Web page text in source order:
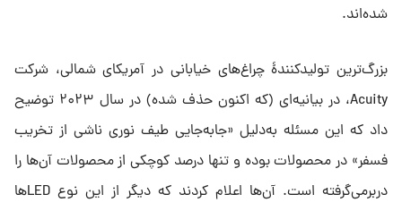
شده‌اند.
بزرگ‌ترین تولیدکنندهٔ چراغ‌های خیابانی در آمریکای شمالی، شرکت
Acuity، در بیانیه‌ای (که اکنون حذف شده) در سال ۲۰۲۳ توضیح
داد که این مسئله به‌دلیل «جابه‌جایی طیف نوری ناشی از تخریب
فسفر» در محصولات بوده و تنها درصد کوچکی از محصولات آن‌ها را
دربرمی‌گرفته است. آن‌ها اعلام کردند که دیگر از این نوع LEDها